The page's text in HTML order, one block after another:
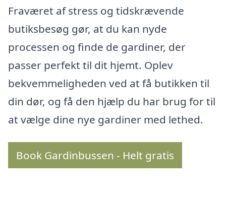
Fraværet af stress og tidskrævende
butiksbesøg gør, at du kan nyde
processen og finde de gardiner, der
passer perfekt til dit hjemt. Oplev
bekvemmeligheden ved at få butikken til
din dør, og få den hjælp du har brug for til
at vælge dine nye gardiner med lethed.
Book Gardinbussen - Helt gratis